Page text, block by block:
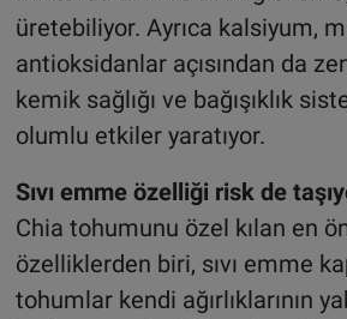
üretebiliyor. Ayrıca kalsiyum,
antioksidanlar açısından da
kemik sağlığı ve bağışıklık
olumlu etkiler yaratıyor.
Sıvı emme özelliği risk de
Chia tohumunu özel kılan en
özelliklerden biri, sıvı emme
tohumlar kendi ağırlıklarının